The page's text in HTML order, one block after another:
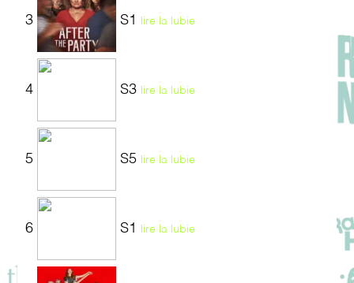
3 S1 lire la lubie
4 S3 lire la lubie
5 S5 lire la lubie
6 S1 lire la lubie